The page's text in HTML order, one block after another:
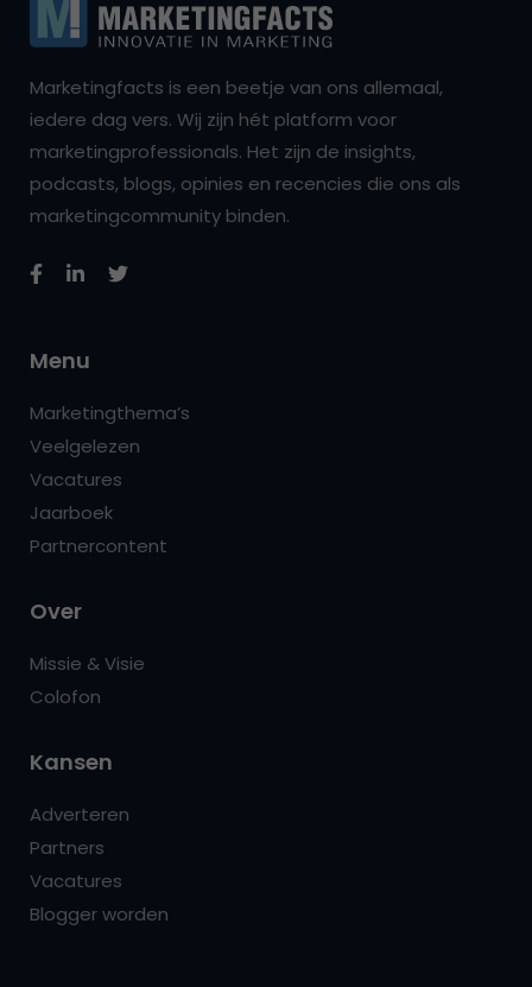
Marketingfacts is een beetje van ons allemaal,
iedere dag vers. Wij zijn hét platform voor
marketingprofessionals. Het zijn de insights,
podcasts, blogs, opinies en recencies die ons als
marketingcommunity binden.
Menu
Marketingthema’s
Veelgelezen
Vacatures
Jaarboek
Partnercontent
Over
Missie & Visie
Colofon
Kansen
Adverteren
Partners
Vacatures
Blogger worden